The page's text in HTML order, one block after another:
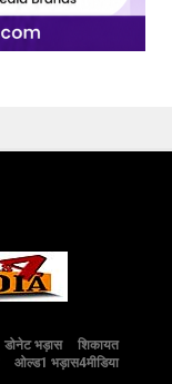
डोनेट भड़ास
शिकायत
ओल्ड1 भड़ास4मीडिया